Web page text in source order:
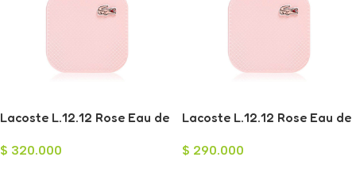
Lacoste L.12.12 Rose Eau de
$ 320.000
Lacoste L.12.12 Rose Eau de
$ 290.000